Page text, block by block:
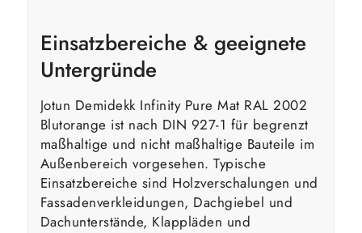
Einsatzbereiche & geeignete
Untergründe
Jotun Demidekk Infinity Pure Mat RAL 2002
Blutorange ist nach DIN 927-1 für begrenzt
maßhaltige und nicht maßhaltige Bauteile im
Außenbereich vorgesehen. Typische
Einsatzbereiche sind Holzverschalungen und
Fassadenverkleidungen, Dachgiebel und
Dachunterstände, Klappläden und